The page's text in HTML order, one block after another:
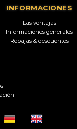
INFORMACIONES
Las ventajas
Informaciones generales
Rebajas & descuentos